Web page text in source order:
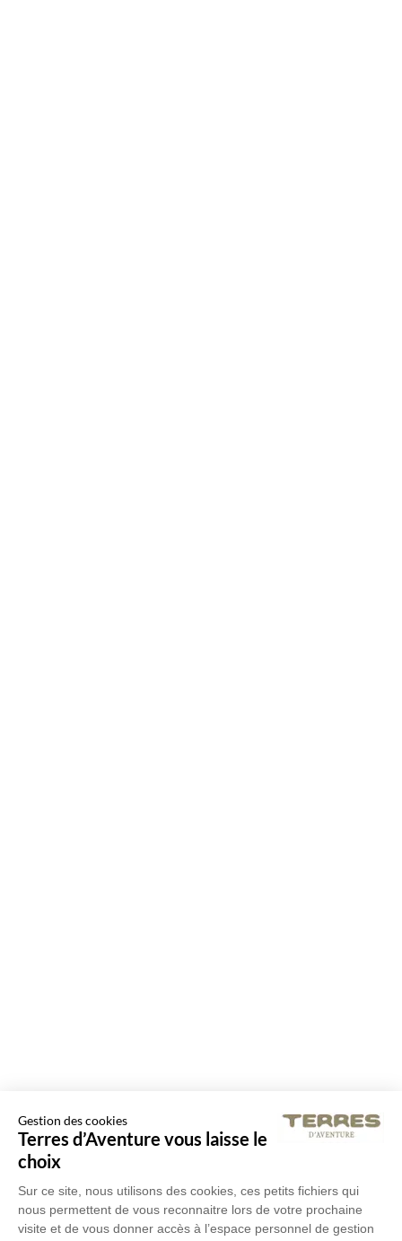
Gestion des cookies
Terres d’Aventure vous laisse le
choix
Sur ce site, nous utilisons des cookies, ces petits fichiers qui
nous permettent de vous reconnaitre lors de votre prochaine
visite et de vous donner accès à l’espace personnel de gestion